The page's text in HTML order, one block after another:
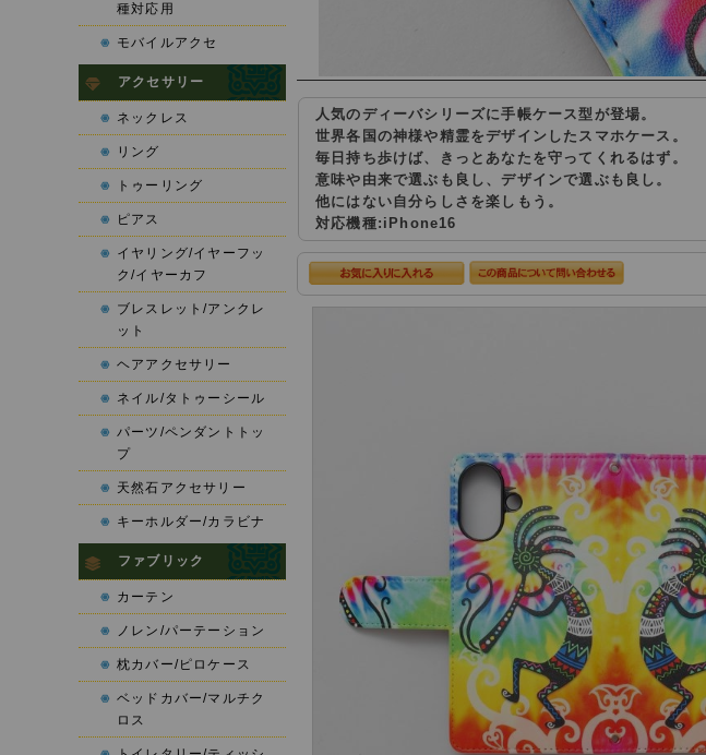
人気のディーバシリーズに手帳ケース型が登場。
世界各国の神様や精霊をデザインしたスマホケース。
毎日持ち歩けば、きっとあなたを守ってくれるはず。
意味や由来で選ぶも良し、デザインで選ぶも良し。
他にはない自分らしさを楽しもう。
対応機種:iPhone16
種対応用
モバイルアクセ
アクセサリー
ネックレス
リング
トゥーリング
ピアス
イヤリング/イヤーフッ
ク/イヤーカフ
ブレスレット/アンクレ
ット
ヘアアクセサリー
ネイル/タトゥーシール
パーツ/ペンダントトッ
プ
天然石アクセサリー
キーホルダー/カラビナ
ファブリック
カーテン
ノレン/パーテーション
枕カバー/ピロケース
ベッドカバー/マルチク
ロス